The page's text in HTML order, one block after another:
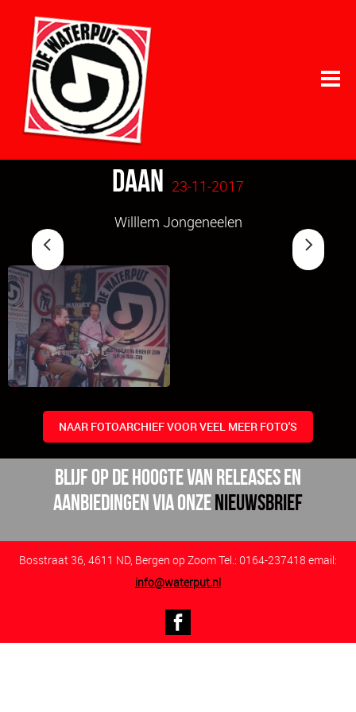
Daan 23-11-2017
Willlem Jongeneelen
NAAR FOTOARCHIEF VOOR VEEL MEER FOTO'S
BLijf op de hoogte van releases en
aanbiedingen via onzenieuwsbrief
Bosstraat 36, 4611 ND, Bergen op Zoom Tel.: 0164-237418 email:
info@waterput.nl